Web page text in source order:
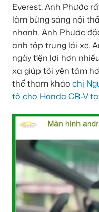
Everest, Anh Phước
làm bừng sáng nội
nhanh. Anh Phước
anh tập trung lái xe.
ngày tiện lợi hơn
xa giúp tôi yên tâm
thể tham khảo chị
tô cho Honda CR-V